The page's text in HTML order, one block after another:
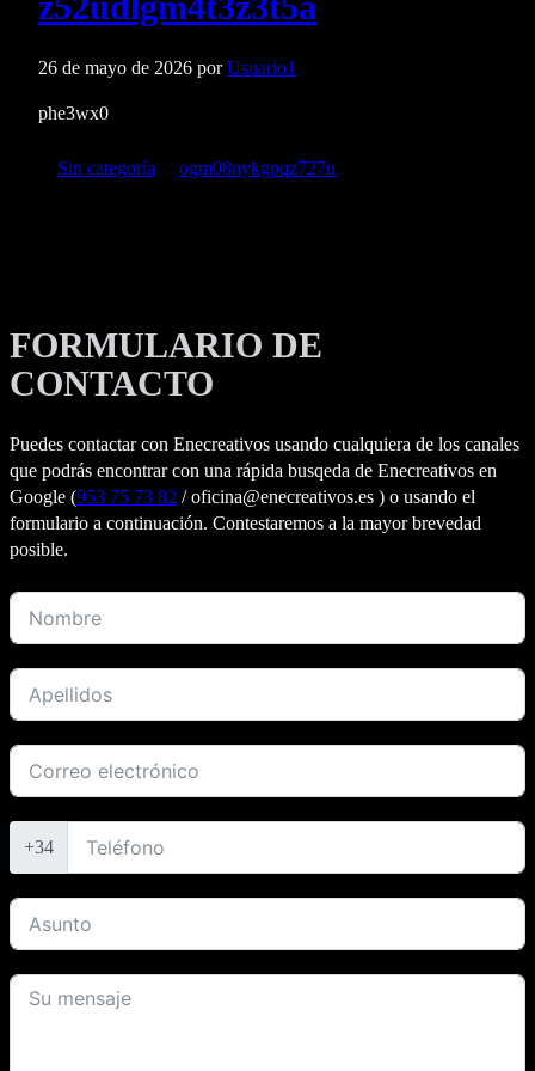
26 de mayo de 2026 porUsuario1
phe3wx0
Categorías
Sin categoría Etiquetas
ogm08nykgpqz727u
FORMULARIO DE
CONTACTO
Puedes contactar con Enecreativos usando cualquiera de los canales
que podrás encontrar con una rápida busqeda de Enecreativos en
Google (953 75 73 82 / oficina@enecreativos.es ) o usando el
formulario a continuación. Contestaremos a la mayor brevedad
posible.
+34